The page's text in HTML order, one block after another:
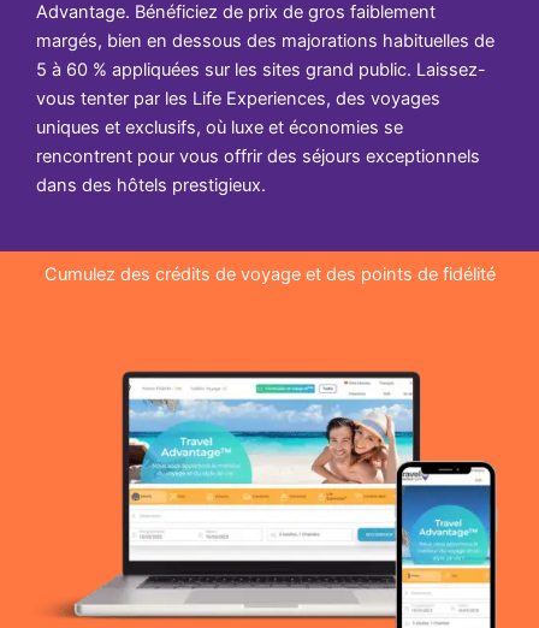
Advantage. Bénéficiez de prix de gros faiblement
margés, bien en dessous des majorations habituelles de
5 à 60 % appliquées sur les sites grand public. Laissez-
vous tenter par les Life Experiences, des voyages
uniques et exclusifs, où luxe et économies se
rencontrent pour vous offrir des séjours exceptionnels
dans des hôtels prestigieux.
Cumulez des crédits de voyage et des points de fidélité